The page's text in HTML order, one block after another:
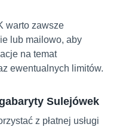
warto zawsze
lub mailowo, aby
na temat
ewentualnych limitów.
Sulejówek
z płatnej usługi